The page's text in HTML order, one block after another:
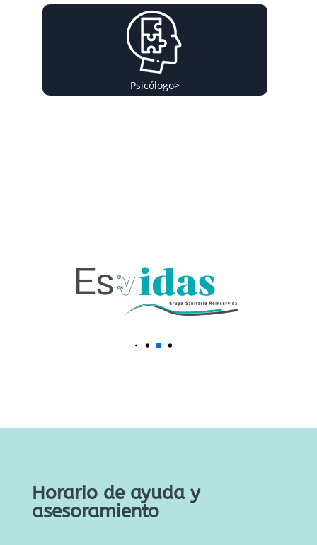
Psicólogo>
Horario de ayuda y
asesoramiento